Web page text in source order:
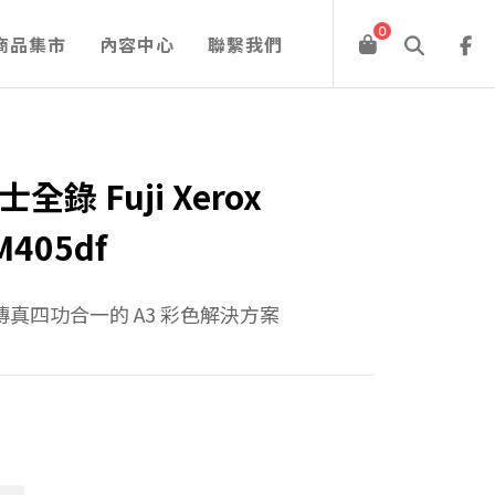
0
品集市 內容中心 聯繫我們
全錄 Fuji Xerox
四功合一的 A3 彩色解決方案